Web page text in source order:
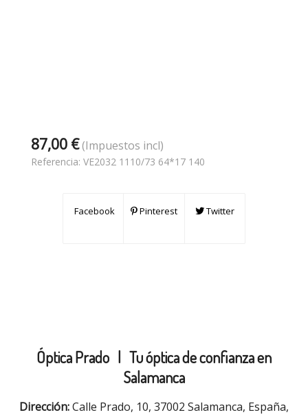
87,00 €(Impuestos incl)
Referencia: VE2032 1110/73 64*17 140
Facebook Pinterest Twitter
Óptica Prado | Tu óptica de confianza en
Salamanca
Dirección:Calle Prado, 10, 37002 Salamanca, España,